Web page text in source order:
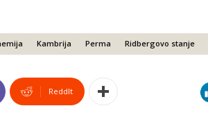
Kambrija Perma Ridbergovo stanje
ReddIt